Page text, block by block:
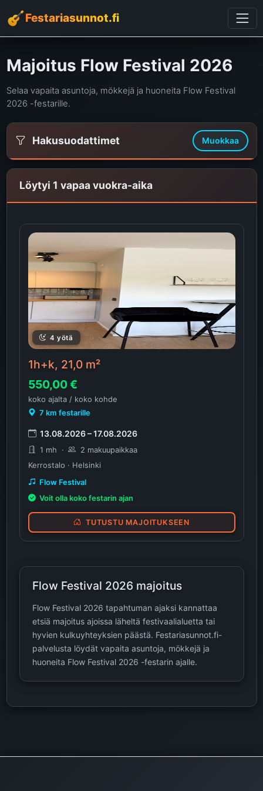
Festariasunnot.fi
Majoitus Flow Festival 2026
Selaa vapaita asuntoja, mökkejä ja huoneita Flow Festival
2026 -festarille.
Hakusuodattimet Muokkaa
Löytyi 1 vapaa vuokra-aika
4 yötä
1h+k, 21,0 m²
550,00 €
koko ajalta / koko kohde
7 km festarille
13.08.2026 – 17.08.2026
1 mh ·
2 makuupaikkaa
Kerrostalo · Helsinki
Flow Festival
Voit olla koko festarin ajan
TUTUSTU MAJOITUKSEEN
Flow Festival 2026 majoitus
Flow Festival 2026 tapahtuman ajaksi kannattaa
etsiä majoitus ajoissa läheltä festivaalialuetta tai
hyvien kulkuyhteyksien päästä. Festariasunnot.fi-
palvelusta löydät vapaita asuntoja, mökkejä ja
huoneita Flow Festival 2026 -festarin ajalle.